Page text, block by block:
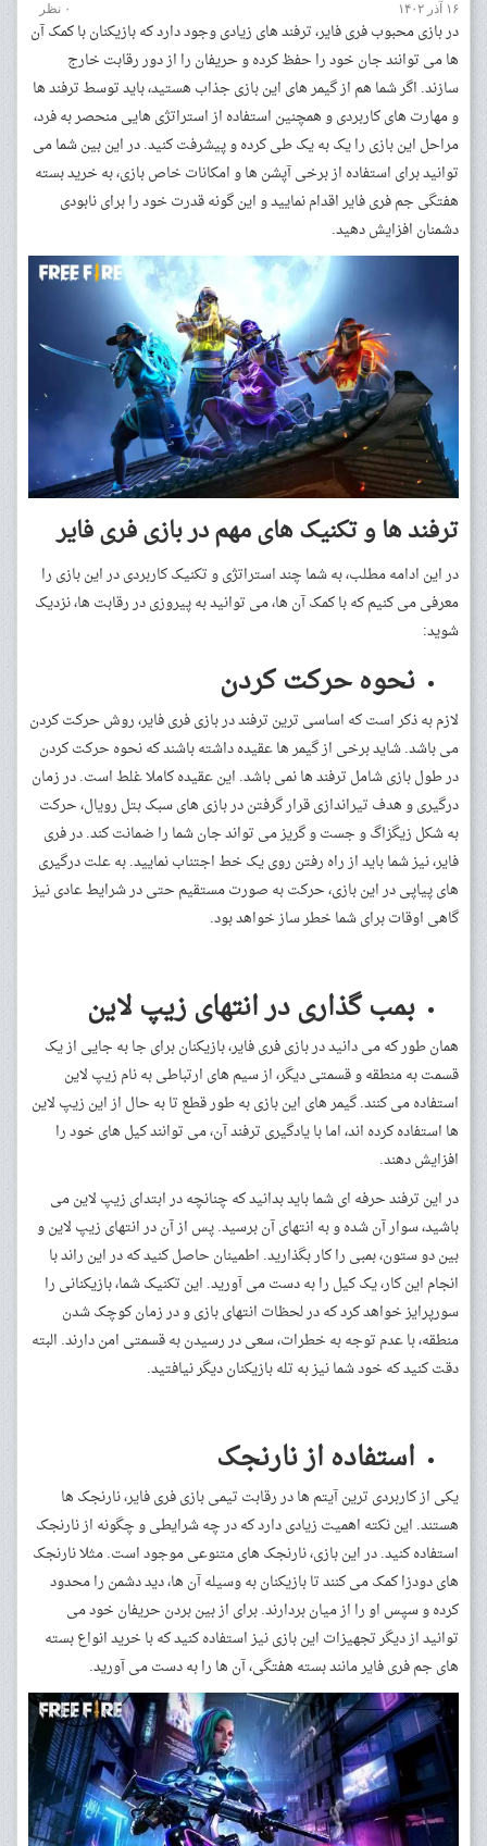
۱۶ آذر ۱۴۰۲ ۰ نظر
در بازی محبوب فری فایر، ترفند های زیادی وجود دارد که بازیکنان با کمک آن
ها می توانند جان خود را حفظ کرده و حریفان را از دور رقابت خارج
سازند. اگر شما هم از گیمر های این بازی جذاب هستید، باید توسط ترفند ها
و مهارت های کاربردی و همچنین استفاده از استراتژی هایی منحصر به فرد،
مراحل این بازی را یک به یک طی کرده و پیشرفت کنید. در این بین شما می
توانید برای استفاده از برخی آپشن ها و امکانات خاص بازی، به خرید بسته
هفتگی جم فری فایر اقدام نمایید و این گونه قدرت خود را برای نابودی
دشمنان افزایش دهید.
ترفند ها و تکنیک های مهم در بازی فری فایر
در این ادامه مطلب، به شما چند استراتژی و تکنیک کاربردی در این بازی را
معرفی می کنیم که با کمک آن ها، می توانید به پیروزی در رقابت ها، نزدیک
شوید:
نحوه حرکت کردن
لازم به ذکر است که اساسی ‌ترین ترفند در بازی فری فایر، روش حرکت کردن
می باشد. شاید برخی از گیمر ها عقیده داشته باشند که نحوه حرکت کردن
در طول بازی شامل ترفند ها نمی باشد. این عقیده کاملا غلط است. در زمان
درگیری و هدف تیراندازی قرار گرفتن در بازی های سبک بتل رویال، حرکت
به شکل زیگزاگ و جست و گریز می تواند جان شما را ضمانت کند. در فری
فایر، نیز شما باید از راه رفتن روی یک خط اجتناب نمایید. به علت درگیری
های پیاپی در این بازی، حرکت به صورت مستقیم حتی در شرایط عادی نیز
گاهی اوقات برای شما خطر ساز خواهد بود.
بمب گذاری در انتهای زیپ لاین
همان طور که می دانید در بازی فری فایر، بازیکنان برای جا به جایی از یک
قسمت به منطقه و قسمتی دیگر، از سیم های ارتباطی به نام زیپ لاین
استفاده می کنند. گیمر های این بازی به طور قطع تا به حال از این زیپ لاین
ها استفاده کرده اند، اما با یادگیری ترفند آن، می توانند کیل های خود را
افزایش دهند.
در این ترفند حرفه ای شما باید بدانید که چنانچه در ابتدای زیپ لاین می
باشید، سوار آن شده و به انتهای آن برسید. پس از آن در انتهای زیپ لاین و
بین دو ستون، بمبی را کار بگذارید. اطمینان حاصل کنید که در این راند با
انجام این کار، یک کیل را به دست می آورید. این تکنیک شما، بازیکنانی را
سورپرایز خواهد کرد که در لحظات انتهای بازی و در زمان کوچک شدن
منطقه، با عدم توجه به خطرات، سعی در رسیدن به قسمتی امن دارند. البته
دقت کنید که خود شما نیز به تله بازیکنان دیگر نیافتید.
استفاده از نارنجک
یکی از کاربردی ترین آیتم ها در رقابت تیمی بازی فری فایر، نارنجک ها
هستند. این نکته اهمیت زیادی دارد که در چه شرایطی و چگونه از نارنجک
استفاده کنید. در این بازی، نارنجک های متنوعی موجود است. مثلا نارنجک
های دودزا کمک می کنند تا بازیکنان به وسیله آن ها، دید دشمن را محدود
کرده و سپس او را از میان بردارند. برای از بین بردن حریفان خود می
توانید از دیگر تجهیزات این بازی نیز استفاده کنید که با خرید انواع بسته
های جم فری فایر مانند بسته هفتگی، آن ها را به دست می آورید.